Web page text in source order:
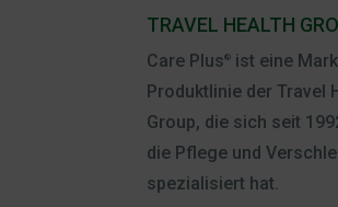
TRAVEL HEALTH
Care Plus® ist eine
Produktlinie der Travel
Group, die sich seit
die Pflege und
spezialisiert hat.